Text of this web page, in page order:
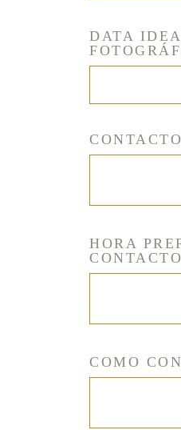
DATA
HORA
COMO